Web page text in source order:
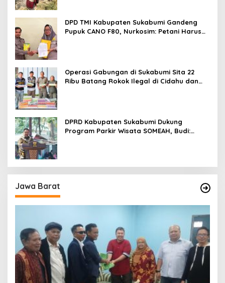
DPD TMI Kabupaten Sukabumi Gandeng
Pupuk CANO F80, Nurkosim: Petani Harus
Operasi Gabungan di Sukabumi Sita 22
Ribu Batang Rokok Ilegal di Cidahu dan
DPRD Kabupaten Sukabumi Dukung
Program Parkir Wisata SOMEAH, Budi:
Jawa Barat